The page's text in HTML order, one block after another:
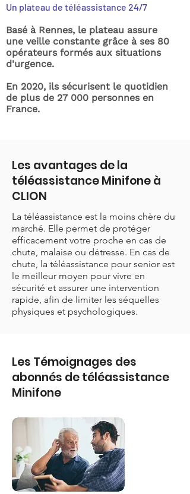
Un plateau de téléassistance 24/7
Basé à Rennes, le plateau assure
une veille constante grâce à ses 80
opérateurs formés aux situations
d'urgence.
En 2020, ils sécurisent le quotidien
de plus de 27 000 personnes en
France.
Les avantages de la
téléassistance Minifone à
CLION
La téléassistance est la moins chère du
marché. Elle permet de protéger
efficacement votre proche en cas de
chute, malaise ou détresse. En cas de
chute, la téléassistance pour senior est
le meilleur moyen pour vivre en
sécurité et assurer une intervention
rapide, afin de limiter les séquelles
physiques et psychologiques.
Les Témoignages des
abonnés de téléassistance
Minifone